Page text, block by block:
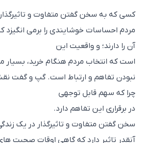
کسی که به سخن گفتن متفاوت و تاثیرگذار
مردم احساسات خوشایندی را برمی انگیزد که
آن را دارند؛ و واقعیت این
است که انتخاب مردم هنگام خرید، بسیار متأثر
نبودن تفاهم و ارتباط است. گپ و گفت نقش
چرا که سهم قابل توجهی
در برقراری این تفاهم دارد.
سخن گفتن متفاوت و تاثیرگذار در یک زندگی
آنقدر تاثیر دارد که گاهی اوقات صحبت های